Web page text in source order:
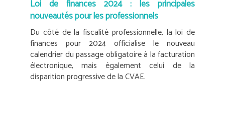
Loi de finances 2024 : les principales
nouveautés pour les professionnels
Du côté de la fiscalité professionnelle, la loi de
finances pour 2024 officialise le nouveau
calendrier du passage obligatoire à la facturation
électronique, mais également celui de la
disparition progressive de la CVAE.